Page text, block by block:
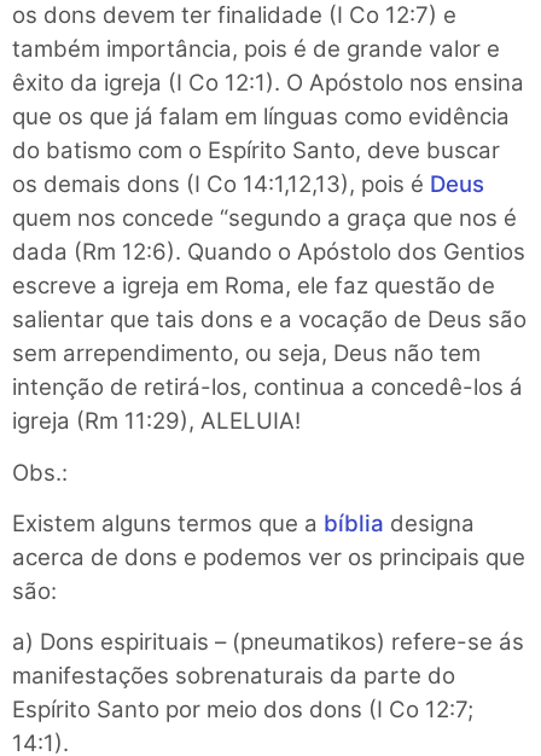
os dons devem ter finalidade (I Co 12:7) e
também importância, pois é de grande valor e
êxito da igreja (I Co 12:1). O Apóstolo nos ensina
que os que já falam em línguas como evidência
do batismo com o Espírito Santo, deve buscar
os demais dons (I Co 14:1,12,13), pois é Deus
quem nos concede “segundo a graça que nos é
dada (Rm 12:6). Quando o Apóstolo dos Gentios
escreve a igreja em Roma, ele faz questão de
salientar que tais dons e a vocação de Deus são
sem arrependimento, ou seja, Deus não tem
intenção de retirá-los, continua a concedê-los á
igreja (Rm 11:29), ALELUIA!
Obs.:
Existem alguns termos que a bíblia designa
acerca de dons e podemos ver os principais que
são:
a) Dons espirituais – (pneumatikos) refere-se ás
manifestações sobrenaturais da parte do
Espírito Santo por meio dos dons (I Co 12:7;
14:1).